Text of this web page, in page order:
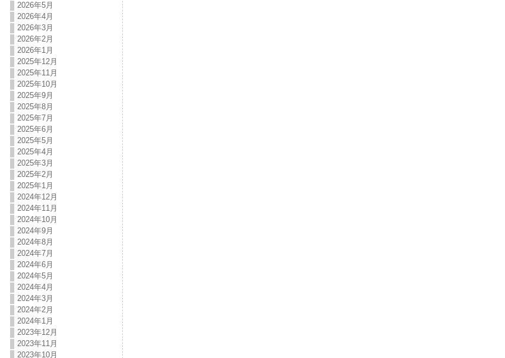
2026年5月
2026年4月
2026年3月
2026年2月
2026年1月
2025年12月
2025年11月
2025年10月
2025年9月
2025年8月
2025年7月
2025年6月
2025年5月
2025年4月
2025年3月
2025年2月
2025年1月
2024年12月
2024年11月
2024年10月
2024年9月
2024年8月
2024年7月
2024年6月
2024年5月
2024年4月
2024年3月
2024年2月
2024年1月
2023年12月
2023年11月
2023年10月